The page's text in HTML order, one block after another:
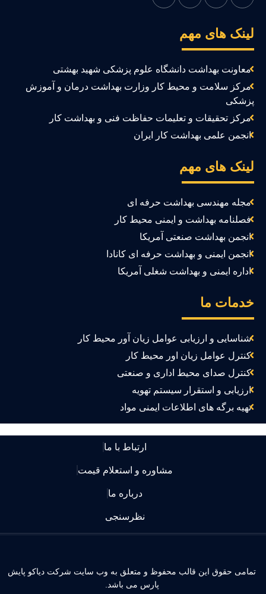
های مهم
معاونت بهداشت دانشگاه علوم پزشکی شهید بهشتی
مرکز سلامت و محیط کار وزارت بهداشت درمان و آموزش
مرکز تحقیقات و تعلیمات حفاظت فنی و بهداشت کار
انجمن علمی بهداشت کار ایران
های مهم
مجله مهندسی بهداشت حرفه ای
فصلنامه بهداشت و ایمنی محیط کار
انجمن بهداشت صنعتی آمریکا
انجمن ایمنی و بهداشت حرفه ای کانادا
اداره ایمنی و بهداشت شغلی آمریکا
ما
شناسایی و ارزیابی عوامل زیان آور محیط کار
کنترل عوامل زیان اور محیط کار
کنترل صدای محیط اداری و صنعتی
ارزیابی و استقرار سیستم تهویه
تهیه برگه های اطلاعات ایمنی مواد
ارتباط با ما
مشاوره و استعلام قیمت
درباره ما
نظرسنجی
حقوق این قالب محفوظ و متعلق به وب سایت شرکت دیاکو پایش
پارس می باشد.